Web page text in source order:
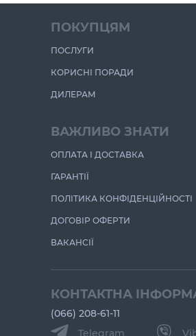
ПОКУПЦЯМ
ПОСЛУГИ
КОРИСНІ ПОРАДИ
ДИЛЕРАМ
ВАЖЛИВО ЗНАТИ
ОПЛАТА І ДОСТАВКА
ГАРАНТІЇ
ПОЛІТИКА КОНФІДЕНЦІЙНОСТІ
ДОГОВІР ОФЕРТИ
ВАКАНСІЇ
КОНТАКТНА
(066) 208-61-11
Telegram